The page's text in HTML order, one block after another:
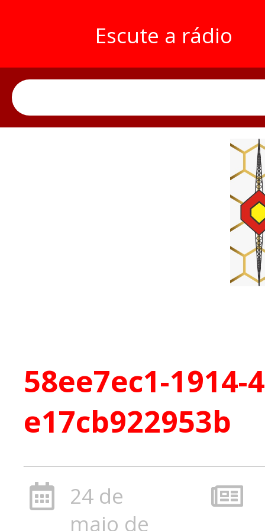
Escute a rádio
58ee7ec1-1914-
e17cb922953b
24 de
maio de